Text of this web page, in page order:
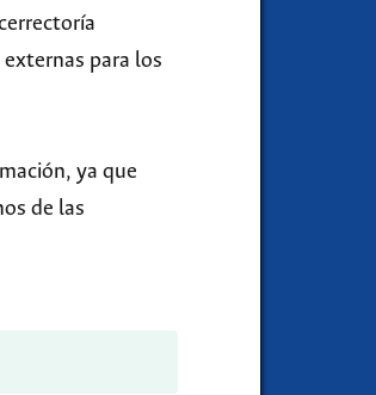
para los
ya que
de las